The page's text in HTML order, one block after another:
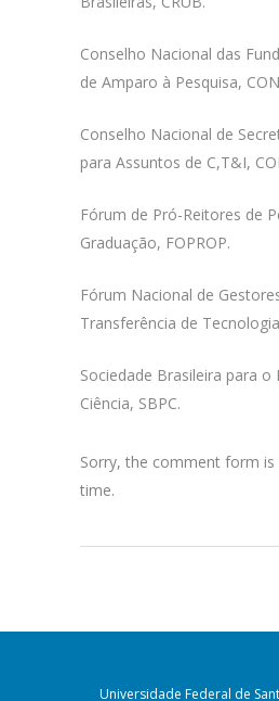
Conselho Nacional das
de Amparo à Pesquisa,
Conselho Nacional de
para Assuntos de C,T&I,
Fórum de Pró-Reitores de
Graduação, FOPROP.
Fórum Nacional de
Transferência de
Sociedade Brasileira para o
Ciência, SBPC.
Sorry, the comment form is
time.
Universidade Federal de